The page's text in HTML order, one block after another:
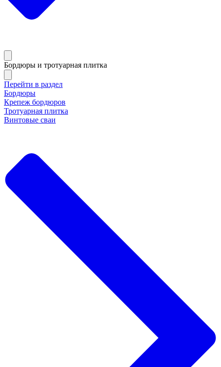
Бордюры и тротуарная плитка
Перейти в раздел
Бордюры
Крепеж бордюров
Тротуарная плитка
Винтовые сваи